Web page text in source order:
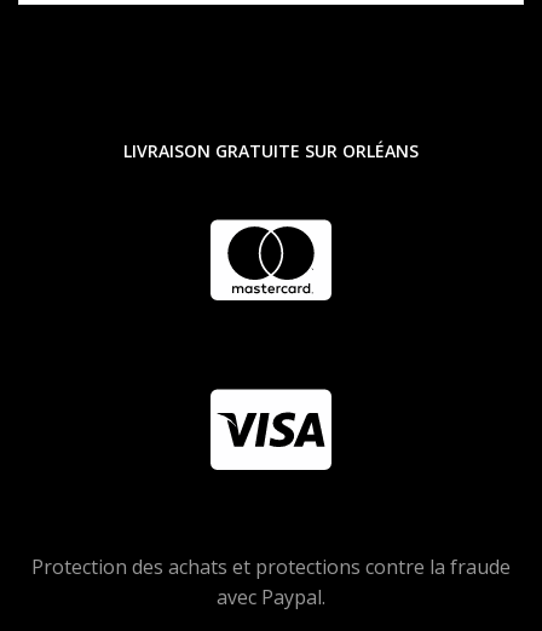
LIVRAISON GRATUITE SUR ORLÉANS
Protection des achats et protections contre la fraude
avec Paypal.